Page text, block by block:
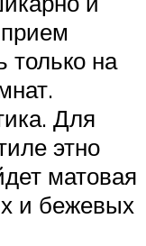
только на
Для
этно
матовая
и бежевых